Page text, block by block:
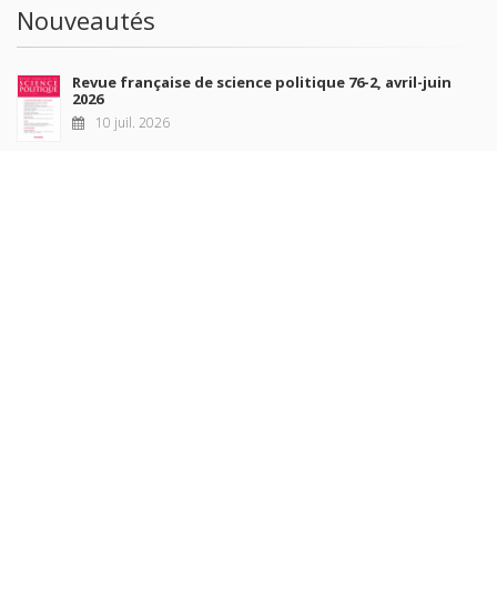
Nouveautés
Revue française de science politique 76-2, avril-juin
2026
10 juil. 2026